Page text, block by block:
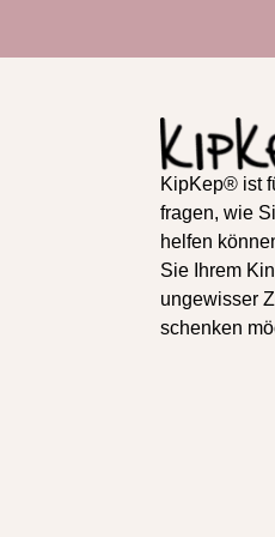
KipKep® ist
fragen, wie
helfen
Sie Ihrem
ungewisser
schenken